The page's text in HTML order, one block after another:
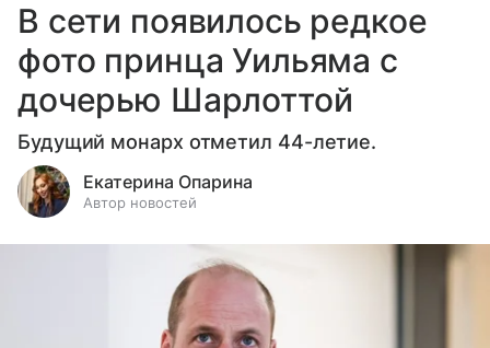
В сети появилось редкое
фото принца Уильяма с
дочерью Шарлоттой
Будущий монарх отметил 44-летие.
Екатерина Опарина
Автор новостей